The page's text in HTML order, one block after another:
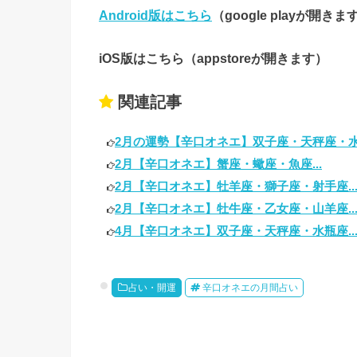
Android版はこちら （google playが開きます
iOS版はこちら（appstoreが開きます）
関連記事
2月の運勢【辛口オネエ】双子座・天秤座・
2月【辛口オネエ】蟹座・蠍座・魚座...
2月【辛口オネエ】牡羊座・獅子座・射手座...
2月【辛口オネエ】牡牛座・乙女座・山羊座...
4月【辛口オネエ】双子座・天秤座・水瓶座...
占い・開運 辛口オネエの月間占い